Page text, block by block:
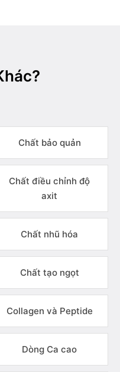
Chất bảo quản
Chất điều chỉnh độ
axit
Chất nhũ hóa
Chất tạo ngọt
Collagen và Peptide
Dòng Ca cao